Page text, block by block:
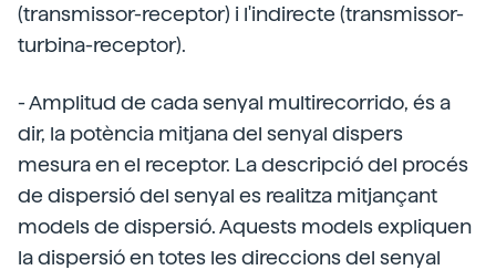
(transmissor-receptor) i l'indirecte (transmissor-
turbina-receptor).
- Amplitud de cada senyal multirecorrido, és a
dir, la potència mitjana del senyal dispers
mesura en el receptor. La descripció del procés
de dispersió del senyal es realitza mitjançant
models de dispersió. Aquests models expliquen
la dispersió en totes les direccions del senyal